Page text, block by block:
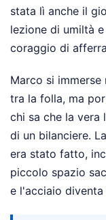
stata lì anche il
lezione di umiltà
coraggio di
Marco si
tra la folla, ma
chi sa che la
di un bilanciere.
era stato fatto,
piccolo spazio
e l'acciaio diventa